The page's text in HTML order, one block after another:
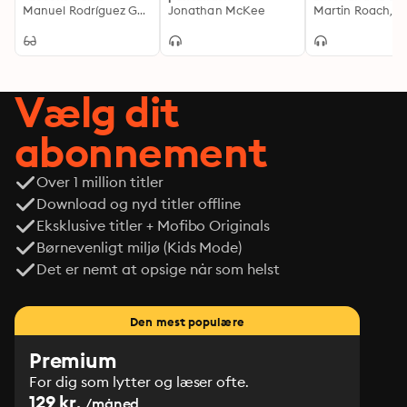
Manuel Rodríguez García
Instruyendo con
mundo digital
Jonathan McKee
es fácil: Una
cachorro feliz
Vælg dit
abonnement
Over 1 million titler
Download og nyd titler offline
Eksklusive titler + Mofibo Originals
Børnevenligt miljø (Kids Mode)
Det er nemt at opsige når som helst
Den mest populære
Premium
For dig som lytter og læser ofte.
129 kr. /måned